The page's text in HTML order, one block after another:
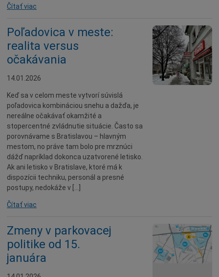
Otázky a odpovede
Napísali o nás
Osobnosti
História
Šport
Naše školy
Seniori
Partnerské mestá
Národnostné menšiny
Podujatie
Rekonštrukcia
Turizmus
Slnečné jazerá
Zdravotníctvo
Čítať viac
Poľadovica v meste:
realita versus
očakávania
14.01.2026
Keď sa v celom meste vytvorí súvislá
poľadovica kombináciou snehu a dažďa, je
nereálne očakávať okamžité a
stopercentné zvládnutie situácie. Často sa
porovnávame s Bratislavou – hlavným
mestom, no práve tam bolo pre mrznúci
dážď napríklad dokonca uzatvorené letisko.
Ak ani letisko v Bratislave, ktoré má k
dispozícii techniku, personál a presné
postupy, nedokáže v […]
Čítať viac
Zmeny v parkovacej
politike od 15.
januára